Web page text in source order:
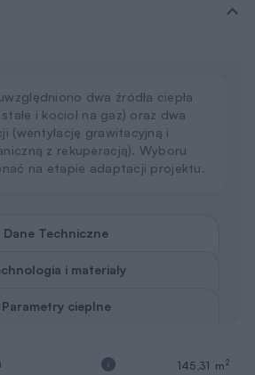
dwa źródła ciepła
i kocioł na gaz) oraz dwa
(wentylację grawitacyjną i
z rekuperacją). Wyboru
na etapie adaptacji projektu.
Dane Techniczne
i materiały
Parametry cieplne
145,31 m2